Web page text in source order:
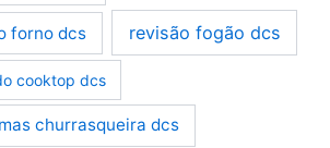
forno dcs revisão fogão dcs
cooktop dcs
churrasqueira dcs